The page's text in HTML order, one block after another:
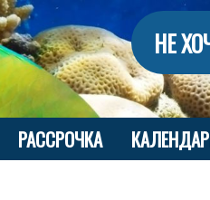
НЕ
РАССРОЧКА